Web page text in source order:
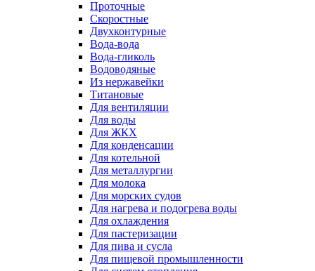
Проточные
Скоростные
Двухконтурные
Вода-вода
Вода-гликоль
Водоводяные
Из нержавейки
Титановые
Для вентиляции
Для воды
Для ЖКХ
Для конденсации
Для котельной
Для металлургии
Для молока
Для морских судов
Для нагрева и подогрева воды
Для охлаждения
Для пастеризации
Для пива и сусла
Для пищевой промышленности